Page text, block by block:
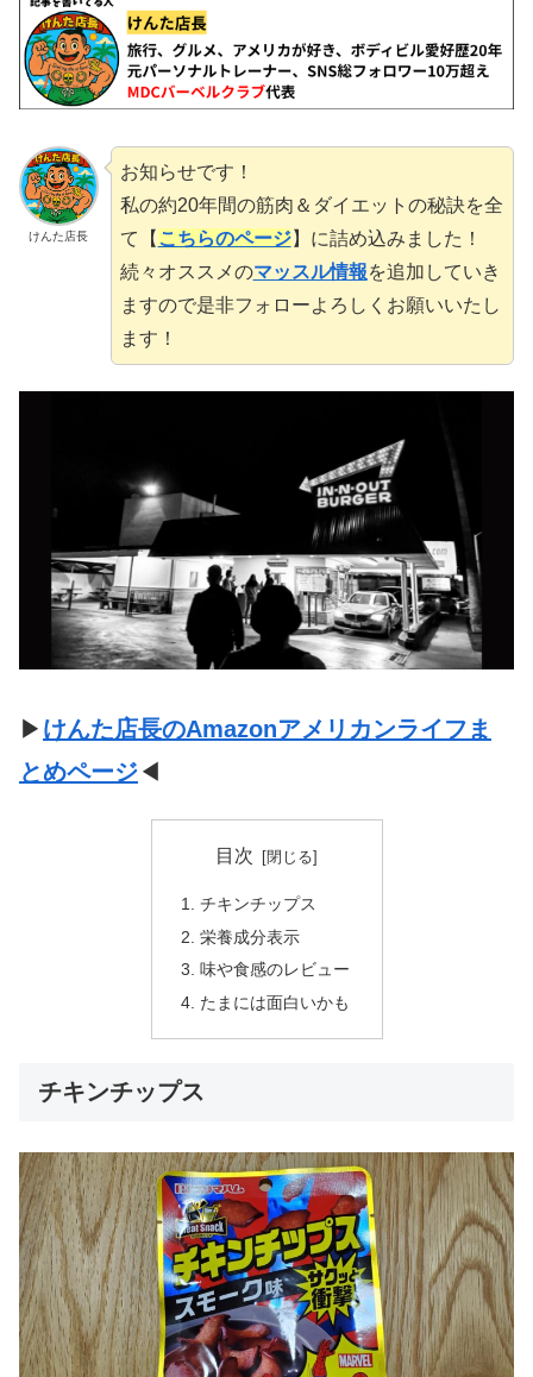
けんた店長
お知らせです！
私の約20年間の筋肉＆ダイエットの秘訣を全
て【 こちらのページ】に詰め込みました！
続々オススメのマッスル情報を追加していき
ますので是非フォローよろしくお願いいたし
ます！
▶ けんた店長のAmazonアメリカンライフま
とめページ◀
目次
チキンチップス
栄養成分表示
味や食感のレビュー
たまには面白いかも
チキンチップス